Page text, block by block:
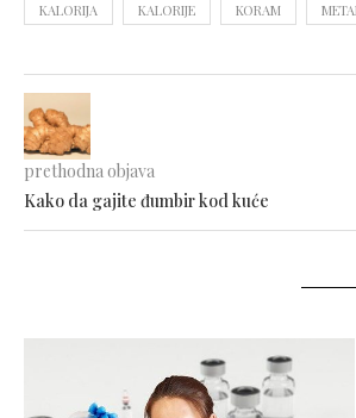
KALORIJA KALORIJE KORAM
prethodna objava
Kako da gajite đumbir kod kuće